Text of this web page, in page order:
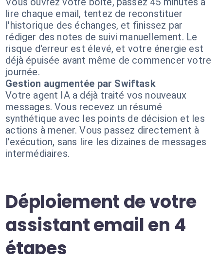
lire chaque email, tentez de reconstituer
l'historique des échanges, et finissez par
rédiger des notes de suivi manuellement. Le
risque d'erreur est élevé, et votre énergie est
déjà épuisée avant même de commencer votre
journée.
Gestion augmentée par Swiftask
Votre agent IA a déjà traité vos nouveaux
messages. Vous recevez un résumé
synthétique avec les points de décision et les
actions à mener. Vous passez directement à
l'exécution, sans lire les dizaines de messages
intermédiaires.
Déploiement de votre
assistant email en 4
étapes